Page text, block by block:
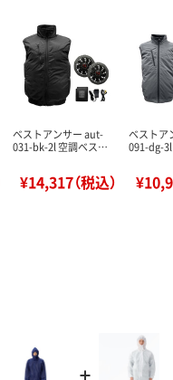
ベストアンサー aut-
031-bk-2l 空調ベス…
¥14,317（税込）
ベストア
091-dg-